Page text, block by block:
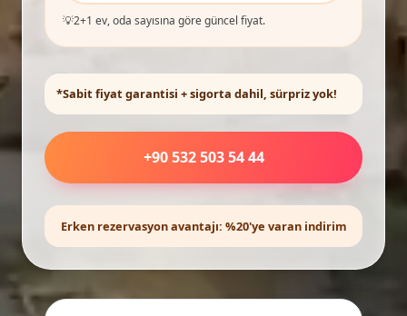
💡2+1 ev, oda sayısına göre güncel fiyat.
*Sabit fiyat garantisi + sigorta dahil, sürpriz yok!
+90 532 503 54 44
Erken rezervasyon avantajı: %20'ye varan indirim